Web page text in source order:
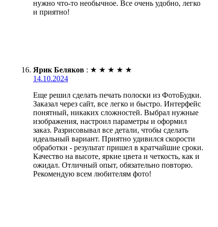
нужно что-то необычное. Все очень удобно, легко
и приятно!
Ярик Беляков : ★ ★ ★ ★ ★
14.10.2024
Еще решил сделать печать полоски из ФотоБудки.
Заказал через сайт, все легко и быстро. Интерфейс
понятный, никаких сложностей. Выбрал нужные
изображения, настроил параметры и оформил
заказ. Разрисовывал все детали, чтобы сделать
идеальный вариант. Приятно удивился скорости
обработки - результат пришел в кратчайшие сроки.
Качество на высоте, яркие цвета и четкость, как и
ожидал. Отличный опыт, обязательно повторю.
Рекомендую всем любителям фото!